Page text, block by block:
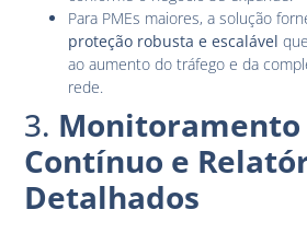
Para PMEs maiores, a solução
proteção robusta e escalável
ao aumento do tráfego e da
rede.
3. Monitoramento
Contínuo e
Detalhados